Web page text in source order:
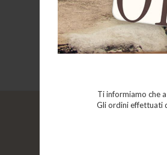
Ti informiamo che
Gli ordini effettuati
Ricevi uno sconto